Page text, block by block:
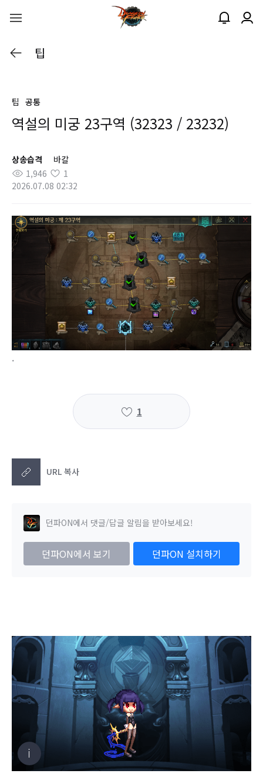
팁
팁 공통
역설의 미궁 23구역 (32323 / 23232)
상송습격
바칼
1,946
1
2026.07.08 02:32
.
1
URL 복사
던파ON에서 댓글/답글 알림을 받아보세요!
던파ON에서 보기 던파ON 설치하기